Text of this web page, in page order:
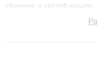
обучение и сертификацию,
сохранением гарантии до